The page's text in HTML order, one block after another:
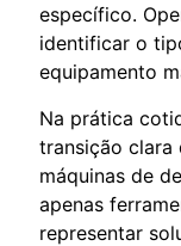
específico.
identificar o
equipamento
Na prática
transição clara
máquinas de
apenas
representar